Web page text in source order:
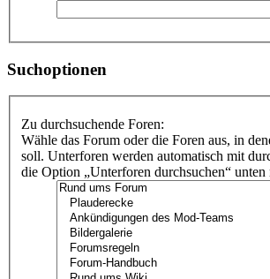
Suchoptionen
Zu durchsuchende Foren:
Wähle das Forum oder die Foren aus, in
soll. Unterforen werden automatisch mit
die Option „Unterforen durchsuchen“